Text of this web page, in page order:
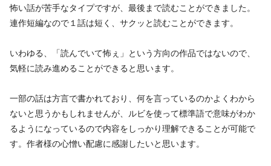
怖い話が苦手なタイプですが、最後まで読むことができました。
連作短編なので１話は短く、サクッと読むことができます。
いわゆる、「読んでいて怖ぇ」という方向の作品ではないので、
気軽に読み進めることができると思います。
一部の話は方言で書かれており、何を言っているのかよくわから
ないと思うかもしれませんが、ルビを使って標準語で意味がわか
るようになっているので内容をしっかり理解できることが可能で
す。作者様の心憎い配慮に感謝したいと思います。